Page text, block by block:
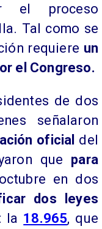
el proceso
Tal como se
requiere un
el Congreso.
de dos
señalaron
oficial del
que para
en dos
dos leyes
la 18.965, que